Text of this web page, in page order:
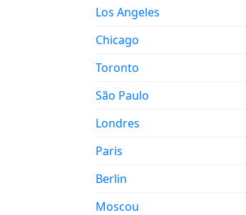
Los Angeles
Chicago
Toronto
São Paulo
Londres
Paris
Berlin
Moscou